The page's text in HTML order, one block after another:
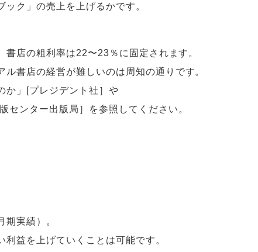
ック」の売上を上げるかです。
店の粗利率は22〜23％に固定されます。
書店の経営が難しいのは周知の通りです。
か」[プレジデント社］や
センター出版局］を参照してください。
実績）。
益を上げていくことは可能です。